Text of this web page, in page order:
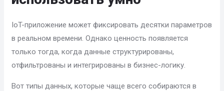
IoT-приложение может фиксировать десятки параметров
в реальном времени. Однако ценность появляется
только тогда, когда данные структурированы,
отфильтрованы и интегрированы в бизнес-логику.
Вот типы данных, которые чаще всего собираются в